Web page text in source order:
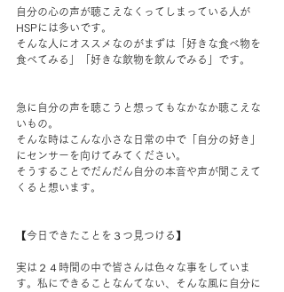
自分の心の声が聴こえなくってしまっている人が
HSPには多いです。
そんな人にオススメなのがまずは「好きな食べ物を
食べてみる」「好きな飲物を飲んでみる」です。
急に自分の声を聴こうと想ってもなかなか聴こえな
いもの。
そんな時はこんな小さな日常の中で「自分の好き」
にセンサーを向けてみてください。
そうすることでだんだん自分の本音や声が聞こえて
くると想います。
【今日できたことを３つ見つける】
実は２４時間の中で皆さんは色々な事をしていま
す。私にできることなんてない、そんな風に自分に